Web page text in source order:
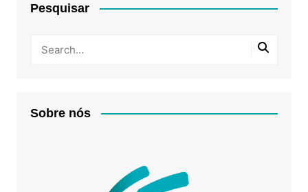
Pesquisar
Sobre nós